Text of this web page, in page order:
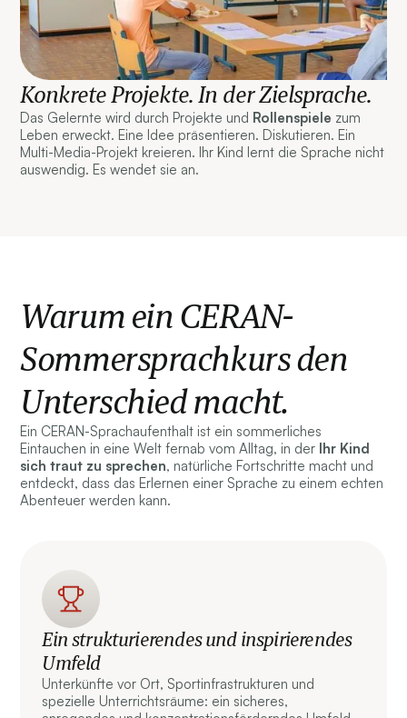
Konkrete Projekte. In der Zielsprache.
Das Gelernte wird durch Projekte und Rollenspiele zum
Leben erweckt. Eine Idee präsentieren. Diskutieren. Ein
Multi-Media-Projekt kreieren. Ihr Kind lernt die Sprache nicht
auswendig. Es wendet sie an.
Warum ein CERAN-
Sommersprachkurs den
Unterschied macht.
Ein CERAN-Sprachaufenthalt ist ein sommerliches
Eintauchen in eine Welt fernab vom Alltag, in der Ihr Kind
sich traut zu sprechen, natürliche Fortschritte macht und
entdeckt, dass das Erlernen einer Sprache zu einem echten
Abenteuer werden kann.
Ein strukturierendes und inspirierendes
Umfeld
Unterkünfte vor Ort, Sportinfrastrukturen und
spezielle Unterrichtsräume: ein sicheres,